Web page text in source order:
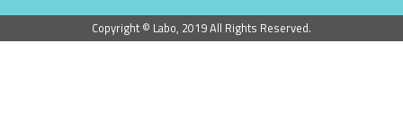
Copyright © Labo, 2019 All Rights Reserved.